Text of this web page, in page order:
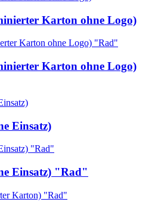
Karton ohne Logo)
Karton ohne Logo)
Einsatz)
Einsatz) "Rad"